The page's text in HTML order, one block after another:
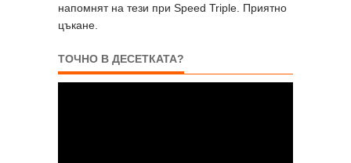
напомнят на тези при Speed Triple. Приятно
цъкане.
ТОЧНО В ДЕСЕТКАТА?